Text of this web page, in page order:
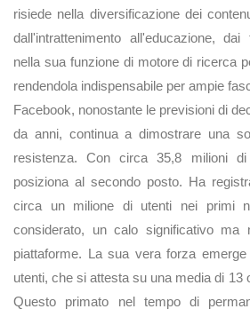
risiede nella diversificazione dei
dall'intrattenimento all'educazione,
nella sua funzione di motore di ricerca
rendendola indispensabile per ampie
Facebook, nonostante le previsioni di
da anni, continua a dimostrare una
resistenza. Con circa 35,8 milioni
posiziona al secondo posto. Ha
circa un milione di utenti nei primi
considerato, un calo significativo ma
piattaforme. La sua vera forza
utenti, che si attesta su una media di 13
Questo primato nel tempo di